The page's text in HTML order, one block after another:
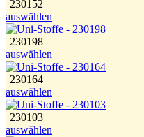
230152
auswählen
230198
auswählen
230164
auswählen
230103
auswählen